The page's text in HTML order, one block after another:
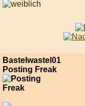
Bastelwastel01
Posting Freak